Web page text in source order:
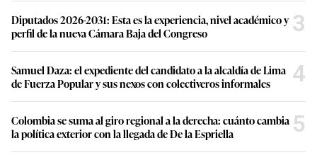
Diputados 2026-2031: Esta es la experiencia, nivel académico y
perfil de la nueva Cámara Baja del Congreso
3
Samuel Daza: el expediente del candidato a la alcaldía de Lima
de Fuerza Popular y sus nexos con colectiveros informales
4
Colombia se suma al giro regional a la derecha: cuánto cambia
la política exterior con la llegada de De la Espriella
5